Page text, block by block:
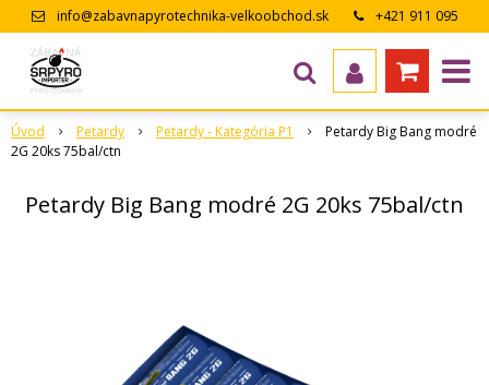
info@zabavnapyrotechnika-velkoobchod.sk
+421 911 095
Úvod Petardy Petardy - Kategória P1
Petardy Big Bang modré
2G 20ks 75bal/ctn
Petardy Big Bang modré 2G 20ks 75bal/ctn